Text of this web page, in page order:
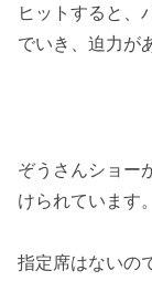
ヒットすると、
でいき、迫力が
ぞうさんショー
けられています。
指定席はないの